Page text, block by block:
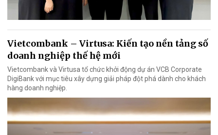
Vietcombank – Virtusa: Kiến tạo nền tảng số
doanh nghiệp thế hệ mới
Vietcombank và Virtusa tổ chức khởi động dự án VCB Corporate
DigiBank với mục tiêu xây dựng giải pháp đột phá dành cho khách
hàng doanh nghiệp.